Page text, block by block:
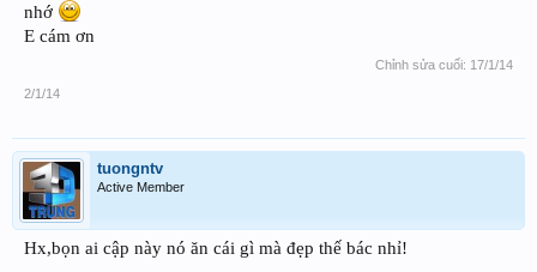
nhớ
E cám ơn
Chỉnh sửa cuối: 17/1/14
2/1/14
tuongntv
Active Member
Hx,bọn ai cập này nó ăn cái gì mà đẹp thế bác nhỉ!